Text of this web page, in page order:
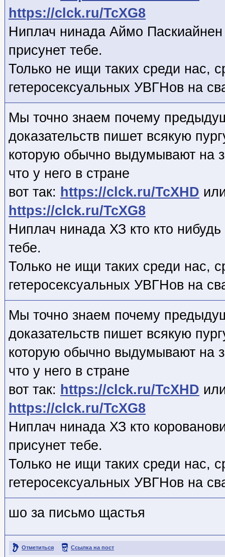
https://clck.ru/TcXG8
Ниплач нинада Аймо Паскиайнен
присунет тебе.
Только не ищи таких среди нас,
гетеросексуальных УВГНов на
Мы точно знаем почему
доказательств пишет всякую
которую обычно выдумывают на
что у него в стране
вот так: https://clck.ru/TcXHD
https://clck.ru/TcXG8
Ниплач нинада ХЗ кто кто
тебе.
Только не ищи таких среди нас,
гетеросексуальных УВГНов на
Мы точно знаем почему
доказательств пишет всякую
которую обычно выдумывают на
что у него в стране
вот так: https://clck.ru/TcXHD
https://clck.ru/TcXG8
Ниплач нинада ХЗ кто
присунет тебе.
Только не ищи таких среди нас,
гетеросексуальных УВГНов на
шо за письмо щастья
Отметиться Ссылка на пост